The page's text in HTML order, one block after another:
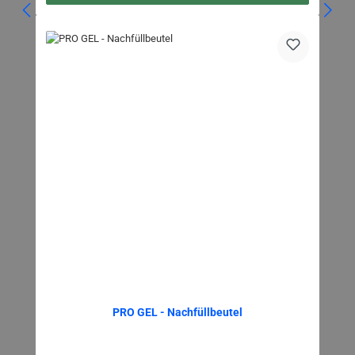
PRO GEL - Nachfüllbeutel